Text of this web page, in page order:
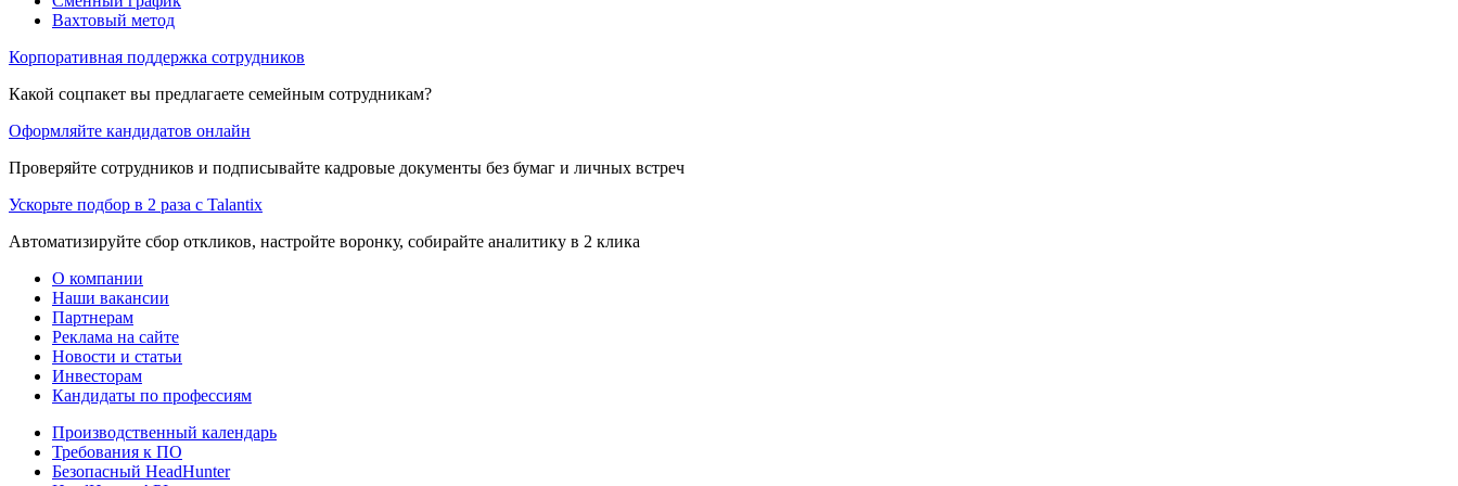
Вахтовый метод
Корпоративная поддержка сотрудников
Какой соцпакет вы предлагаете семейным сотрудникам?
Оформляйте кандидатов онлайн
Проверяйте сотрудников и подписывайте кадровые документы без бумаг и личных встреч
Ускорьте подбор в 2 раза с Talantix
Автоматизируйте сбор откликов, настройте воронку, собирайте аналитику в 2 клика
О компании
Наши вакансии
Партнерам
Реклама на сайте
Новости и статьи
Инвесторам
Кандидаты по профессиям
Производственный календарь
Требования к ПО
Безопасный HeadHunter